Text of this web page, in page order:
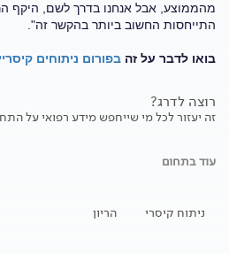
מהממוצע, אבל אנחנו בדרך לשם, היקף
התייחסות החשוב ביותר בהקשר זה".
בואו לדבר על זה בפורום ניתוחים
רוצה לדרג?
זה יעזור לכל מי שייחפש מידע רפואי על
עוד בתחום
ניתוח קיסרי הריון